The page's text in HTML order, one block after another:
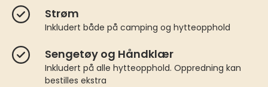
Strøm
Inkludert både på camping og hytteopphold
Sengetøy og Håndklær
Inkludert på alle hytteopphold. Oppredning kan
bestilles ekstra